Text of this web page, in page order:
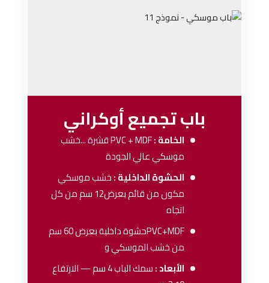
باب تجميع أوكراني
الخامة :PVC + MDFقشرة ...خشب
موسكي عالي الجودة
الحشوة الداخلية :خشب موسكي
مكون من قائم بعرض12 سم من كل
اتجاه
PVC+MDFحشوة داخلية بعرض 60 سم
من خشب الموسكي و
الأبعاد :
سمك الباب 4 سم — الارتفاع